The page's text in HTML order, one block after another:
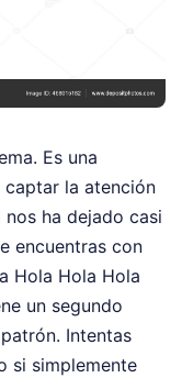
Es una
la atención
ha dejado casi
encuentras con
Hola Hola Hola
un segundo
Intentas
si simplemente